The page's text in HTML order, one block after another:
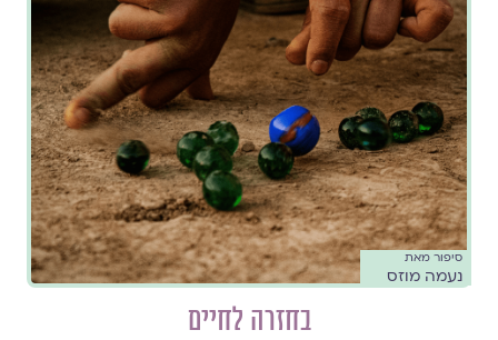
סיפור מאת
נעמה מוזס
בחזרה לחיים